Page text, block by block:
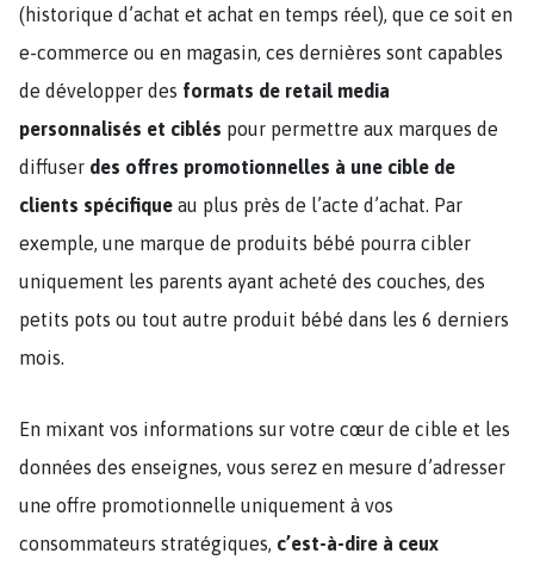
(historique d’achat et achat en temps réel), que ce soit en
e-commerce ou en magasin, ces dernières sont capables
de développer des formats de retail media
personnalisés et ciblés pour permettre aux marques de
diffuser des offres promotionnelles à une cible de
clients spécifique au plus près de l’acte d’achat. Par
exemple, une marque de produits bébé pourra cibler
uniquement les parents ayant acheté des couches, des
petits pots ou tout autre produit bébé dans les 6 derniers
mois.
En mixant vos informations sur votre cœur de cible et les
données des enseignes, vous serez en mesure d’adresser
une offre promotionnelle uniquement à vos
consommateurs stratégiques, c’est-à-dire à ceux